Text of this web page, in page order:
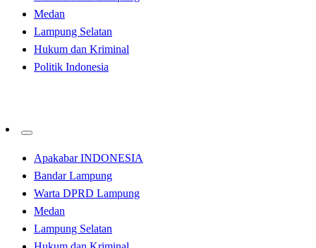
Medan
Lampung Selatan
Hukum dan Kriminal
Politik Indonesia
Apakabar INDONESIA
Bandar Lampung
Warta DPRD Lampung
Medan
Lampung Selatan